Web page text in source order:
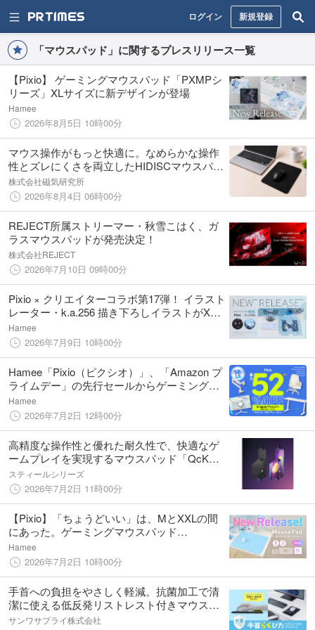
ログイン 新規登録
「マウスパッド」に関するプレスリリース一覧
【Pixio】 ゲーミングマウスパッド「PXMPシ
リーズ」XLサイズに新デザインが登場
Hamee
2026年8月5日 10時00分
マウス操作がもっと快適に。なめらかな操作
性とズレにくさを両立したHIDISCマウスパッ
ドを新発売！
株式会社磁気研究所
2026年8月4日 06時00分
REJECT所属ストリーマー・秋雪こはく、ガ
ラスマウスパッドが発売決定！
株式会社REJECT
2026年7月10日 09時00分
Pixio × クリエイターコラボ第17弾！ イラスト
レーター・k.a.256 描き下ろしイラストがXL
サイズマウスパッドに。
Hamee
2026年7月9日 10時00分
Hamee「Pixio（ピクシオ）」、「Amazon プ
ライムデー」の先行セールからゲーミングア
クセサリー製品を最大52%OFFで販売。
Hamee
2026年7月2日 12時00分
高精度な操作性と優れた耐久性で、快適なゲ
ームプレイを実現するマウスパッド「QcK」
シリーズから夏にぴったりな新デザイン
「Topographic」と「Neon Sunset」を発表
スティールシリーズ
2026年7月2日 11時00分
【Pixio】「ちょうどいい」は、MとXXLの間
にあった。ゲーミングマウスパッド
「PXMPWシリーズ」に、待望の「XL」が新
登場！
Hamee
2026年7月2日 10時00分
手首への負担をやさしく軽減。抗菌加工で清
潔に使える低反発リストレスト付きマウスパ
ッドを発売
サンワサプライ株式会社